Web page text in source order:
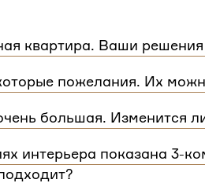
квартира. Ваши
пожелания. Их
и важные детали. Вы
большая. Изменится
нужно будет купить
интерьера показана 3-